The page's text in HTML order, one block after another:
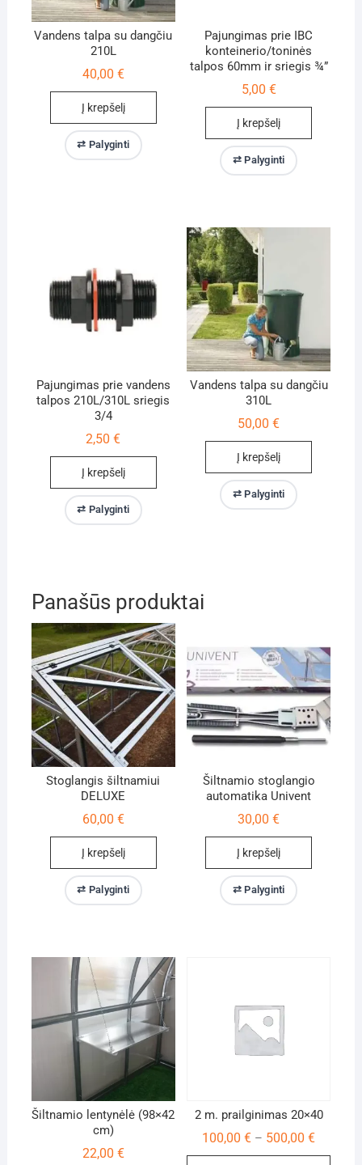
Vandens talpa su dangčiu
210L
40,00 €
Į krepšelį
⇄ Palyginti
Pajungimas prie IBC
konteinerio/toninės
talpos 60mm ir sriegis ¾”
5,00 €
Į krepšelį
⇄ Palyginti
Pajungimas prie vandens
talpos 210L/310L sriegis
3/4
2,50€
Į krepšelį
⇄ Palyginti
Vandens talpa su dangčiu
310L
50,00€
Į krepšelį
⇄ Palyginti
Panašūs produktai
Stoglangis šiltnamiui
DELUXE
60,00 €
Į krepšelį
⇄ Palyginti
Šiltnamio stoglangio
automatika Univent
30,00€
Į krepšelį
⇄ Palyginti
Šiltnamio lentynėlė (98×42
cm)
22,00 €
2 m. prailginimas 20×40
100,00€ – 500,00€Price
100,00 €